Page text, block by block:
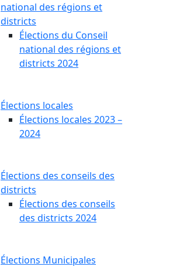
national des régions et
districts
Élections du Conseil
national des régions et
districts 2024
Élections locales
Élections locales 2023 –
2024
Élections des conseils des
districts
Élections des conseils
des districts 2024
Élections Municipales